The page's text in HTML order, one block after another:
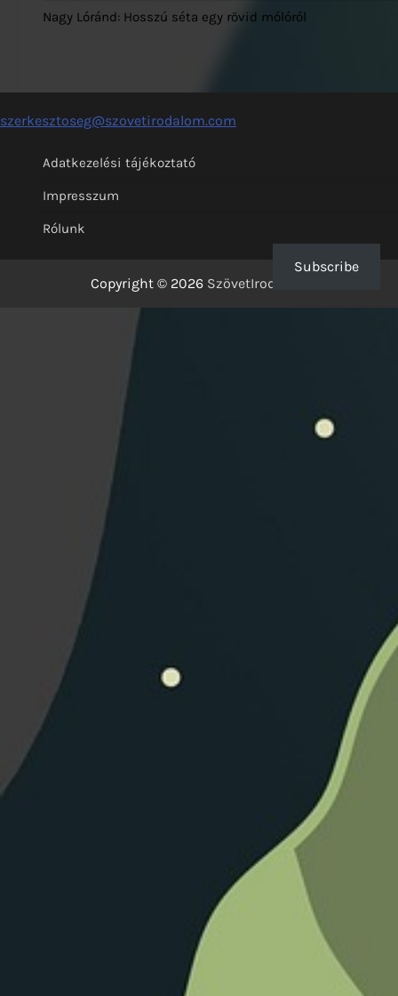
Nagy Lóránd: Hosszú séta egy rövid mólóról
szerkesztoseg@szovetirodalom.com
Adatkezelési tájékoztató
Impresszum
Rólunk
Copyright © 2026 SzövetIrodalom
Subscribe